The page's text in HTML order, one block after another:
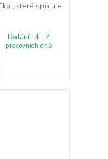
, které spojuje
Dodání : 4 - 7
pracovních dnů